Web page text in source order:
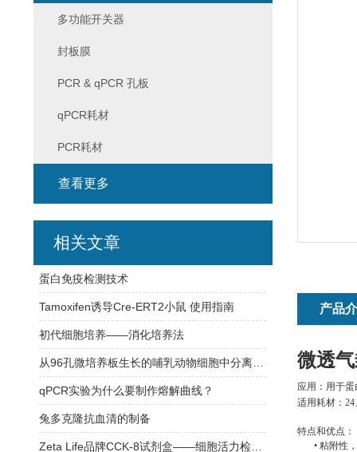
产品
微透
应用： 用于蛋
适用耗材：
特点和优点：
• 粘附性，
多功能开关器
封板膜
PCR & qPCR 孔板
qPCR耗材
PCR耗材
查看更多
相关文章
蛋白免疫检测技术
Tamoxifen诱导Cre-ERT2小鼠 使用指南
初代细胞培养——消化培养法
qPCR实验为什么要制作熔解曲线？
兔多克隆抗血清的制备